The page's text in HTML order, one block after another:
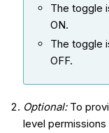
The toggle
ON.
The toggle
OFF.
Optional: To
level